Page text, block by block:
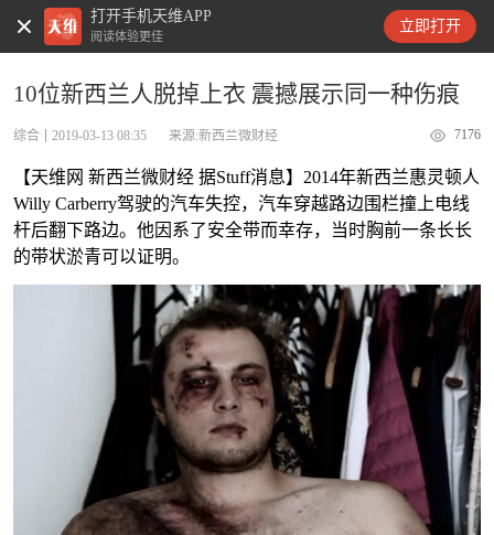
打开手机天维APP
阅读体验更佳
立即打开
天维新闻
10位新西兰人脱掉上衣 震撼展示同一种伤痕
综合 2019-03-13 08:35 来源:新西兰微财经 7176
【天维网 新西兰微财经 据Stuff消息】2014年新西兰惠灵顿人
Willy Carberry驾驶的汽车失控，汽车穿越路边围栏撞上电线
杆后翻下路边。他因系了安全带而幸存，当时胸前一条长长
的带状淤青可以证明。